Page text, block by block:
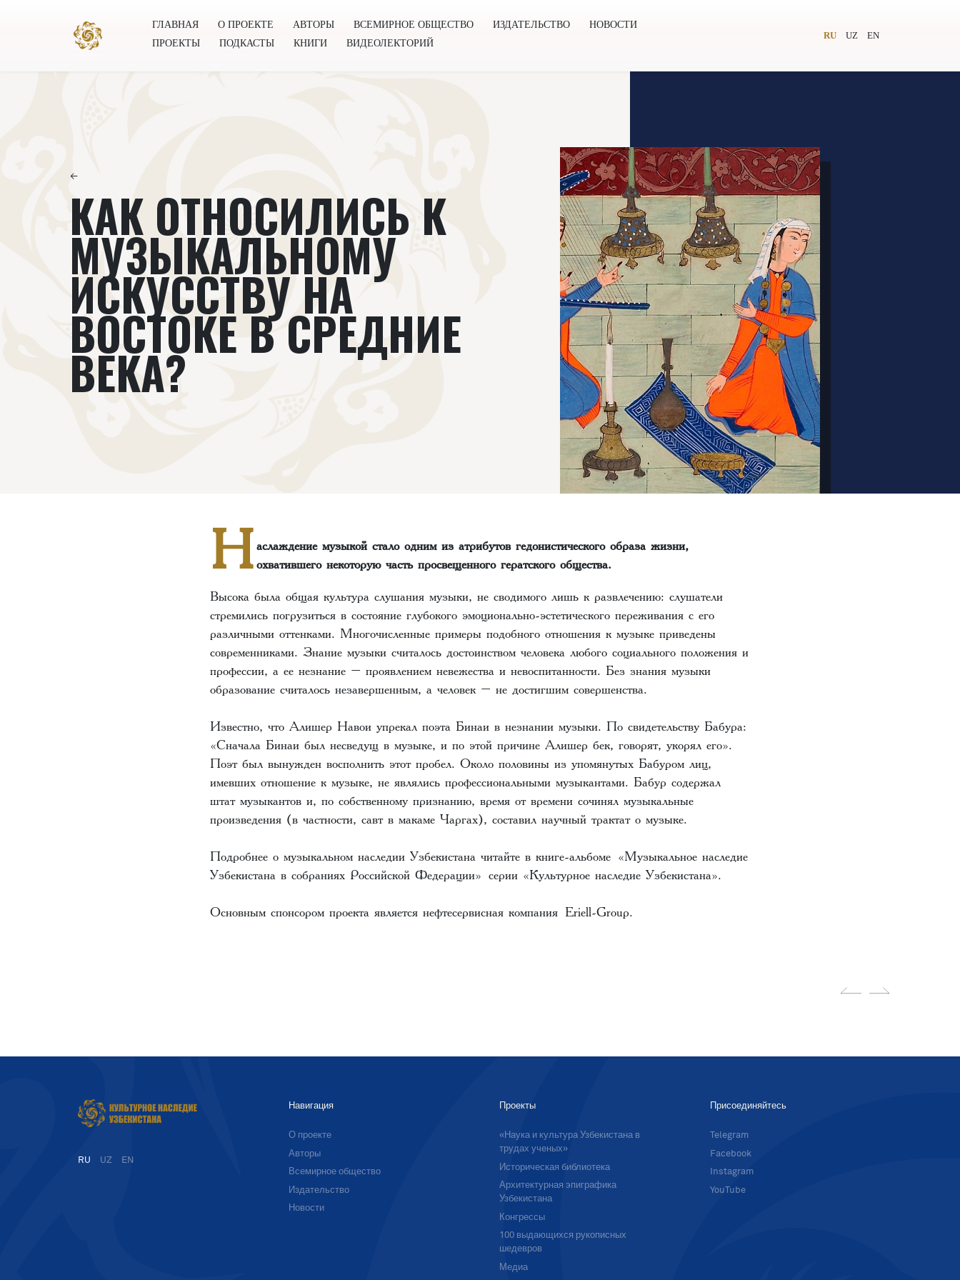
ГЛАВНАЯ О ПРОЕКТЕ АВТОРЫ ВСЕМИРНОЕ ОБЩЕСТВО ИЗДАТЕЛЬСТВО
НОВОСТИ
ПРОЕКТЫ
ПОДКАСТЫ КНИГИ ВИДЕОЛЕКТОРИЙ
RU UZ EN
←
КАК ОТНОСИЛИСЬ К
МУЗЫКАЛЬНОМУ
ИСКУССТВУ НА
ВОСТОКЕ В СРЕДНИЕ
ВЕКА?
Наслаждение музыкой стало одним из атрибутов гедонистического образа жизни,
охватившего некоторую часть просвещенного гератского общества.
Высока была общая культура слушания музыки, не сводимого лишь к развлечению: слушатели
стремились погрузиться в состояние глубокого эмоционально-эстетического переживания с его
различными оттенками. Многочисленные примеры подобного отношения к музыке приведены
современниками. Знание музыки считалось достоинством человека любого социального положения и
профессии, а ее незнание – проявлением невежества и невоспитанности. Без знания музыки
образование считалось незавершенным, а человек – не достигшим совершенства.
Известно, что Алишер Навои упрекал поэта Бинаи в незнании музыки. По свидетельству Бабура:
«Сначала Бинаи был несведущ в музыке, и по этой причине Алишер бек, говорят, укорял его».
Поэт был вынужден восполнить этот пробел. Около половины из упомянутых Бабуром лиц,
имевших отношение к музыке, не являлись профессиональными музыкантами. Бабур содержал
штат музыкантов и, по собственному признанию, время от времени сочинял музыкальные
произведения (в частности, савт в макаме Чаргах), составил научный трактат о музыке.
Подробнее о музыкальном наследии Узбекистана читайте в книге-альбоме «Музыкальное наследие
Узбекистана в собраниях Российской Федерации» серии «Культурное наследие Узбекистана».
Основным спонсором проекта является нефтесервисная компания Eriell-Group.
RU UZ EN
Навигация
О проекте
Авторы
Всемирное общество
Издательство
Новости
Проекты
«Наука и культура Узбекистана в
трудах ученых»
Историческая библиотека
Архитектурная эпиграфика
Узбекистана
Конгрессы
100 выдающихся рукописных
шедевров
Медиа
Присоединяйтесь
Telegram
Facebook
Instagram
YouTube